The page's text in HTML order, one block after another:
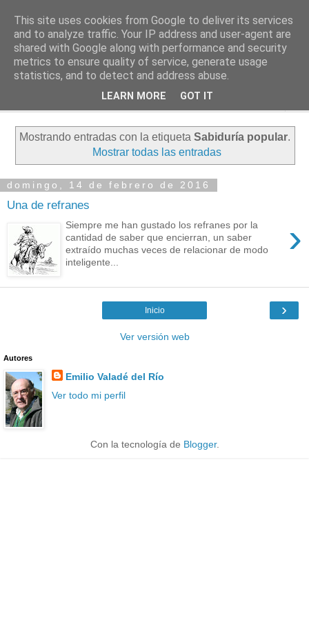
PASEANTE SILENCIOSO
Blog personal de Emilio Valadé del Río
Mostrando entradas con la etiqueta Sabiduría popular.
Mostrar todas las entradas
domingo, 14 de febrero de 2016
Una de refranes
›
Siempre me han gustado los refranes por la
cantidad de saber que encierran, un saber
extraído muchas veces de relacionar de modo
inteligente...
›
Inicio
Ver versión web
Autores
Emilio Valadé del Río
Ver todo mi perfil
Con la tecnología de Blogger.
This site uses cookies from Google to deliver its services
and to analyze traffic. Your IP address and user-agent are
shared with Google along with performance and security
metrics to ensure quality of service, generate usage
statistics, and to detect and address abuse.
LEARN MORE GOT IT